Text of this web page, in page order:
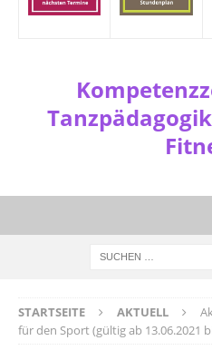
STARTSEITE AKTUELL
für den Sport (gültig ab 13.06.2021